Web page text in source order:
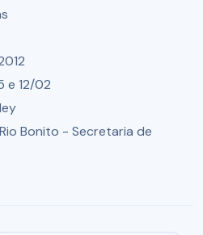
e 12/02
Bonito - Secretaria de